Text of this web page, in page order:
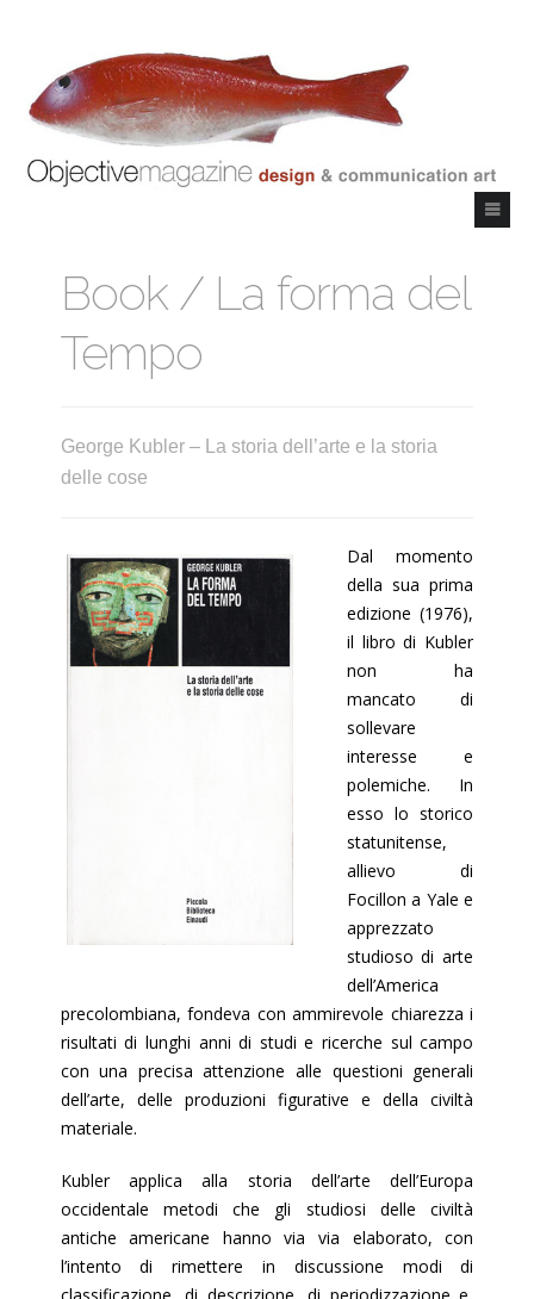
Book / La forma del
Tempo
George Kubler – La storia dell’arte e la storia
delle cose
Dal momento
della sua prima
edizione (1976),
il libro di Kubler
non ha
mancato di
sollevare
interesse e
polemiche. In
esso lo storico
statunitense,
allievo di
Focillon a Yale e
apprezzato
studioso di arte
dell’America
precolombiana, fondeva con ammirevole chiarezza i
risultati di lunghi anni di studi e ricerche sul campo
con una precisa attenzione alle questioni generali
dell’arte, delle produzioni figurative e della civiltà
materiale.
Kubler applica alla storia dell’arte dell’Europa
occidentale metodi che gli studiosi delle civiltà
antiche americane hanno via via elaborato, con
l’intento di rimettere in discussione modi di